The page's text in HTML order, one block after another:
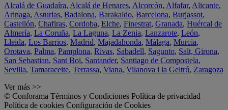
Alcalá de Guadaíra, Alcalá de Henares, Alcorcón, Alfafar, Alicante,
Arinaga, Asturias, Badalona, Barakaldo, Barcelona, Burjassot,
Castellón, Chafiras, Cordoba, Elche, Finestrat, Granada, Huércal de
Almería, La Coruña, La Laguna, La Zenia, Lanzarote, León,
Lleida, Los Barrios, Madrid, Majadahonda, Málaga, Murcia,
Orotava, Palma, Pamplona, Rivas, Sabadell, Sagunto, Salt, Girona,
San Sebastian, Sant Boi, Santander, Santiago de Compostela,
Sevilla, Tamaraceite, Terrassa, Viana, Vilanova i la Geltrú, Zaragoza
Ver más >>
© Conforama Términos y Condiciones Política de privacidad
Política de cookies Configuración de Cookies